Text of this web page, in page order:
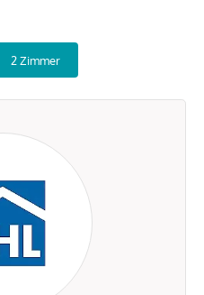
2 Zimmer